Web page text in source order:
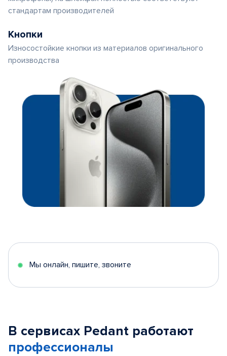
стандартам производителей
Кнопки
Износостойкие кнопки из материалов оригинального
производства
Мы онлайн, пишите, звоните
В сервисах Pedant работают
профессионалы